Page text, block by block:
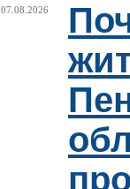
07.08.2026